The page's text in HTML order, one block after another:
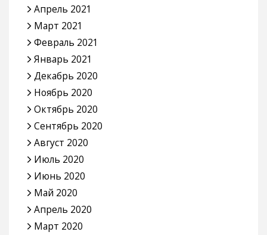
Апрель 2021
Март 2021
Февраль 2021
Январь 2021
Декабрь 2020
Ноябрь 2020
Октябрь 2020
Сентябрь 2020
Август 2020
Июль 2020
Июнь 2020
Май 2020
Апрель 2020
Март 2020